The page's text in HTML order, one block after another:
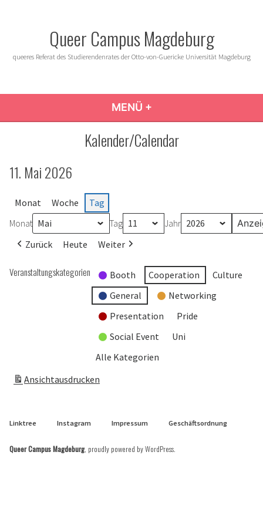
Queer Campus Magdeburg
queeres Referat des Studierendenrates der Otto-von-Guericke Universität Magdeburg
MENÜ +
Kalender/Calendar
11. Mai 2026
Monat Woche Tag
Monat Tag Jahr
Zurück Heute Weiter
Veranstaltungskategorien Booth Cooperation
Culture
General
Networking
Presentation
Pride
Social Event
Uni
Alle Kategorien
Ansichtausdrucken
Linktree Instagram Impressum Geschäftsordnung
Queer Campus Magdeburg, proudly powered by WordPress.